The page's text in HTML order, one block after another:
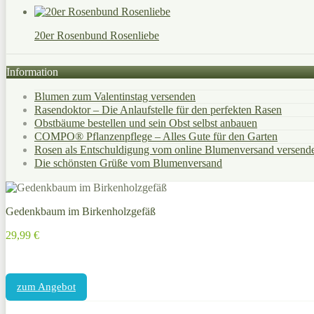
20er Rosenbund Rosenliebe
Information
Blumen zum Valentinstag versenden
Rasendoktor – Die Anlaufstelle für den perfekten Rasen
Obstbäume bestellen und sein Obst selbst anbauen
COMPO® Pflanzenpflege – Alles Gute für den Garten
Rosen als Entschuldigung vom online Blumenversand
Die schönsten Grüße vom Blumenversand
Gedenkbaum im Birkenholzgefäß
29,99 €
zum Angebot